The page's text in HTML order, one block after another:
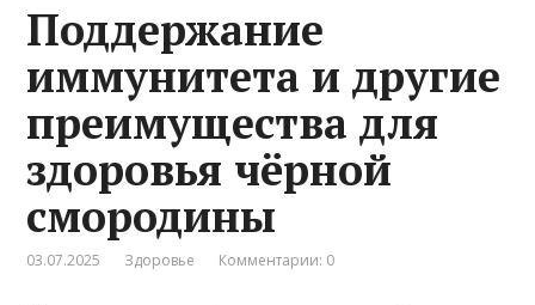
Поддержание
иммунитета и другие
преимущества для
здоровья чёрной
смородины
03.07.2025 Здоровье Комментарии: 0